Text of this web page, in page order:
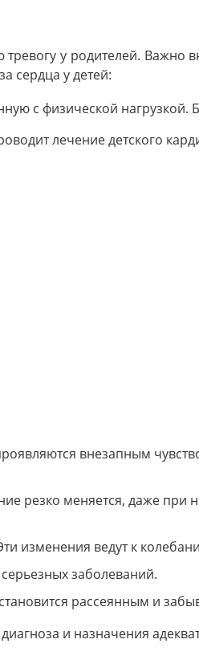
у родителей. Важно
сердца у детей:
с физической нагрузкой.
внезапным
резко меняется, даже при
изменения ведут к
заболеваний.
рассеянным и
и назначения